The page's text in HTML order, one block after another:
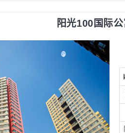
阳光100国际